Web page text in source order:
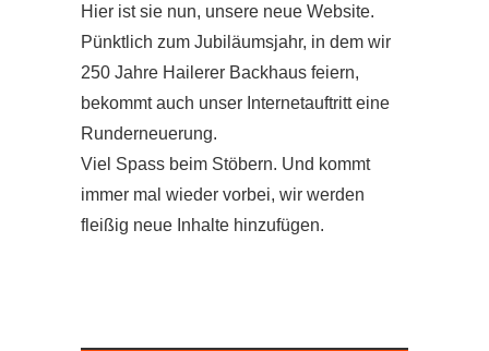
Hier ist sie nun, unsere neue Website.
Pünktlich zum Jubiläumsjahr, in dem wir
250 Jahre Hailerer Backhaus feiern,
bekommt auch unser Internetauftritt eine
Runderneuerung.
Viel Spass beim Stöbern. Und kommt
immer mal wieder vorbei, wir werden
fleißig neue Inhalte hinzufügen.